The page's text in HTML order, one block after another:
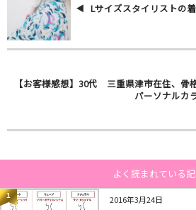
Lサイズスタイリストの
【お客様感想】30代 三重県津市在住、骨
パーソナルカ
よく読まれている
1 2016年3月24日